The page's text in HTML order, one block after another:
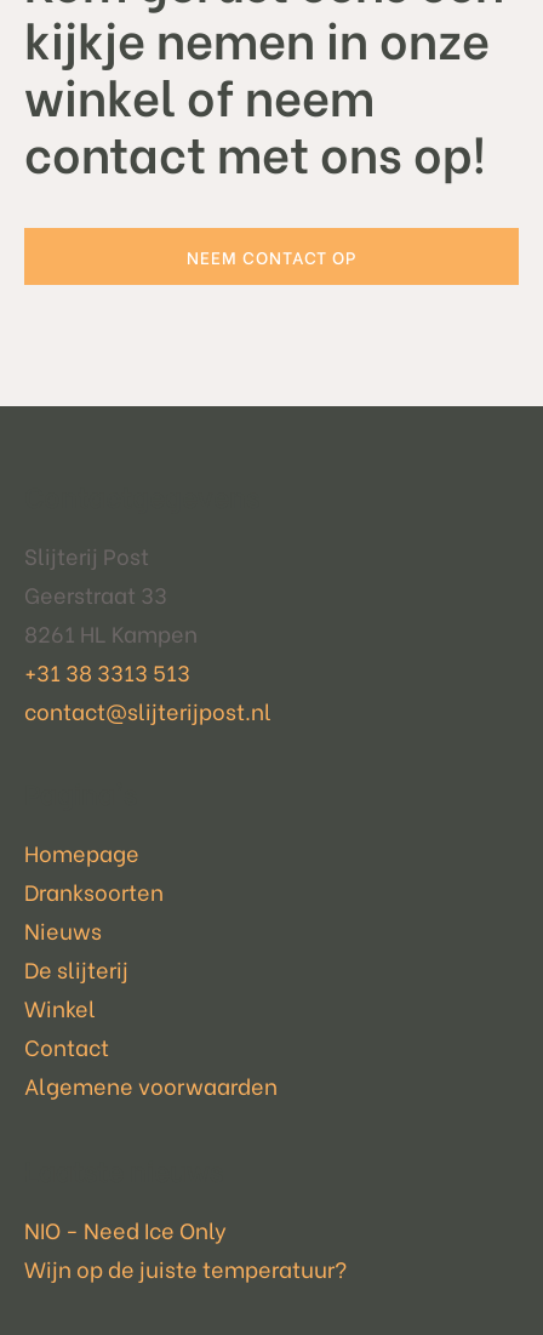
kijkje nemen in onze
winkel of neem
contact met ons op!
NEEM CONTACT OP
Slijterij Post
Geerstraat 33
8261 HL Kampen
+31 38 3313 513
contact@slijterijpost.nl
Homepage
Dranksoorten
Nieuws
De slijterij
Winkel
Contact
Algemene voorwaarden
NIO - Need Ice Only
Wijn op de juiste temperatuur?